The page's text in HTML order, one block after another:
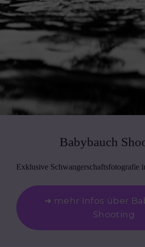
Babybauch
Exklusive Schwangerschaftsfotografie
➜ mehr Infos über
Shooting